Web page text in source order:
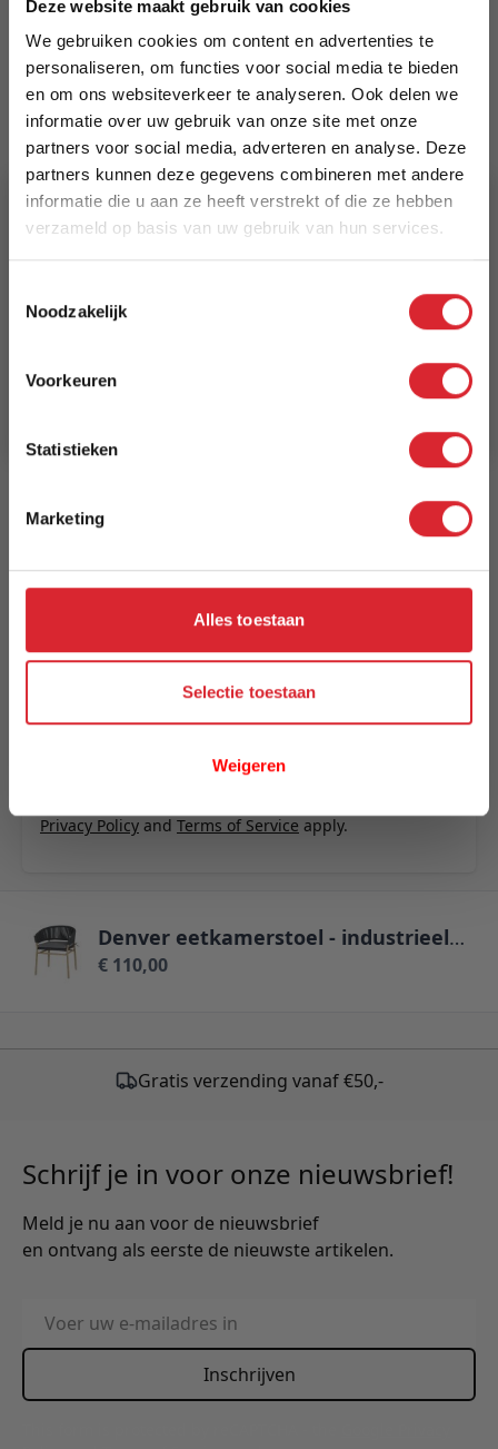
Deze website maakt gebruik van cookies
We gebruiken cookies om content en advertenties te
personaliseren, om functies voor social media te bieden
en om ons websiteverkeer te analyseren. Ook delen we
informatie over uw gebruik van onze site met onze
partners voor social media, adverteren en analyse. Deze
partners kunnen deze gegevens combineren met andere
informatie die u aan ze heeft verstrekt of die ze hebben
verzameld op basis van uw gebruik van hun services.
Noodzakelijk
Voorkeuren
Statistieken
Marketing
Alles toestaan
Selectie toestaan
Weigeren
Schrijf uw eigen review
Samenvatting
Privacy Policy and Terms of Service apply.
Meer informatie
EAN
8719699288867
Prijs
€ 110,00
Levertijd
Denver eetkamerstoel - industrieel modern design
€ 110,00
Schrijf je in voor onze nieuwsbrief!
Meld je nu aan voor de nieuwsbrief
en ontvang als eerste de nieuwste artikelen.
E-mailadres
Inschrijven